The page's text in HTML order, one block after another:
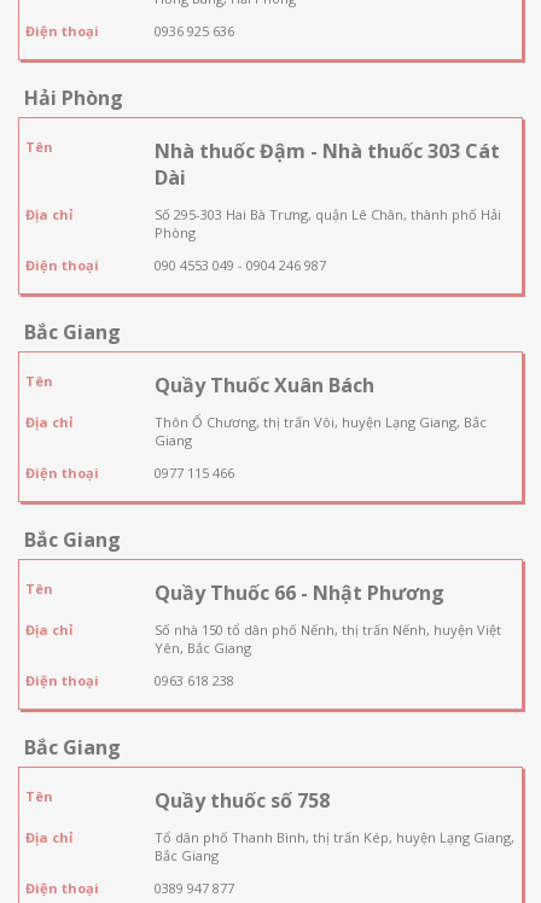
Điện thoại
0936 925 636
Hải Phòng
Tên
Nhà thuốc Đậm - Nhà thuốc 303 Cát
Dài
Địa chỉ
Số 295-303 Hai Bà Trưng, quận Lê Chân, thành phố Hải
Phòng
Điện thoại
090 4553 049 - 0904 246 987
Bắc Giang
Tên Quầy Thuốc Xuân Bách
Địa chỉ
Thôn Ổ Chương, thị trấn Vôi, huyện Lạng Giang, Bắc
Giang
Điện thoại
0977 115 466
Bắc Giang
Tên Quầy Thuốc 66 - Nhật Phương
Địa chỉ
Số nhà 150 tổ dân phố Nếnh, thị trấn Nếnh, huyện Việt
Yên, Bắc Giang
Điện thoại
0963 618 238
Bắc Giang
Tên Quầy thuốc số 758
Địa chỉ
Tổ dân phố Thanh Bình, thị trấn Kép, huyện Lạng Giang,
Bắc Giang
Điện thoại
0389 947 877